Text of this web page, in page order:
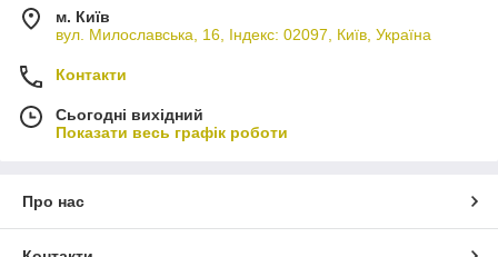
м. Київ
вул. Милославська, 16, Індекс: 02097, Київ, Україна
Контакти
Сьогодні вихідний
Показати весь графік роботи
Про нас